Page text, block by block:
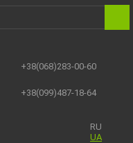
+38(068)283-00-60
+38(099)487-18-64
RU
UA